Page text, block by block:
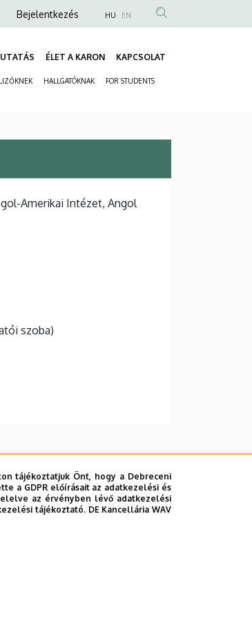
Anonim
fiók
menüje
Bejelentkezés HU EN
ÉLET A KARON KAPCSOLAT
HALLGATÓKNAK FOR STUDENTS
Amerikai Intézet, Angol
szoba)
tájékoztatjuk Önt, hogy a Debreceni
a GDPR előírásait az adatkezelési és
az érvényben lévő adatkezelési
tájékoztató. DE Kancellária WAV